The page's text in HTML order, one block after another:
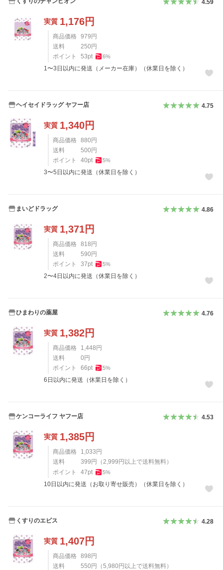
4.59
実質 1,176円
商品価格 979円
送料
250円
ポイント
53pt 6%
1〜3日以内に発送（メーカー在庫）（休業日を除く）
ヘイセイドラッグ ヤフー店 4.75
実質 1,340円
商品価格 880円
送料
500円
ポイント
40pt 5%
3〜5日以内に発送（休業日を除く）
まいどドラッグ 4.86
実質 1,371円
商品価格 818円
送料
590円
ポイント
37pt 5%
2〜4日以内に発送（休業日を除く）
ひまわりの薬屋 4.76
実質 1,382円
商品価格 1,448円
送料
0円
ポイント
66pt 5%
6日以内に発送（休業日を除く）
ケンコーライフ ヤフー店 4.53
実質 1,385円
商品価格 1,033円
送料
399円 （ 2,999円以上で送料無料）
ポイント
47pt 5%
10日以内に発送（お取り寄せ販売）（休業日を除く）
くすりのエビス 4.28
実質 1,407円
商品価格 898円
送料
550円 （5,980円以上で送料無料）